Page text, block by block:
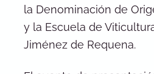
la Denominación de
y la Escuela de
Jiménez de Requena.